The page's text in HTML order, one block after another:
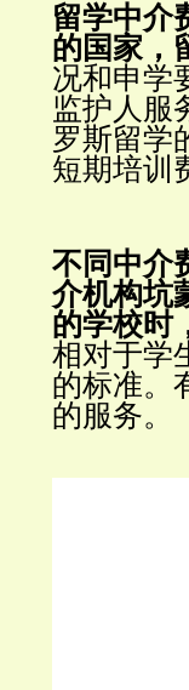
留学中介
的国家，
况和申学
监护人服
罗斯留学
短期培训
不同中介
介机构坑
的学校时
相对于学
的标准。
的服务。